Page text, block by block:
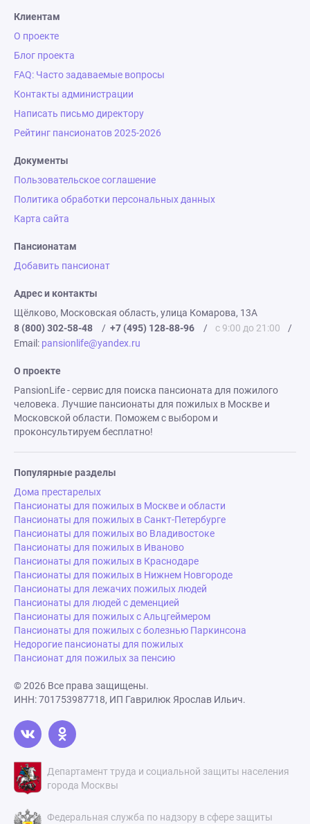
Клиентам
О проекте
Блог проекта
FAQ: Часто задаваемые вопросы
Контакты администрации
Написать письмо директору
Рейтинг пансионатов 2025-2026
Документы
Пользовательское соглашение
Политика обработки персональных данных
Карта сайта
Пансионатам
Добавить пансионат
Адрес и контакты
Щёлково, Московская область, улица Комарова, 13А
8 (800) 302-58-48
/ +7 (495) 128-88-96 / с 9:00 до 21:00
/
Email: pansionlife@yandex.ru
О проекте
PansionLife - сервис для поиска пансионата для пожилого
человека. Лучшие пансионаты для пожилых в Москве и
Московской области. Поможем с выбором и
проконсультируем бесплатно!
Популярные разделы
Дома престарелых
Пансионаты для пожилых в Москве и области
Пансионаты для пожилых в Санкт-Петербурге
Пансионаты для пожилых во Владивостоке
Пансионаты для пожилых в Иваново
Пансионаты для пожилых в Краснодаре
Пансионаты для пожилых в Нижнем Новгороде
Пансионаты для лежачих пожилых людей
Пансионаты для людей с деменцией
Пансионаты для пожилых с Альцгеймером
Пансионаты для пожилых с болезнью Паркинсона
Недорогие пансионаты для пожилых
Пансионат для пожилых за пенсию
© 2026 Все права защищены.
ИНН: 701753987718, ИП Гаврилюк Ярослав Ильич.
Департамент труда и социальной защиты населения
города Москвы
Федеральная служба по надзору в сфере защиты